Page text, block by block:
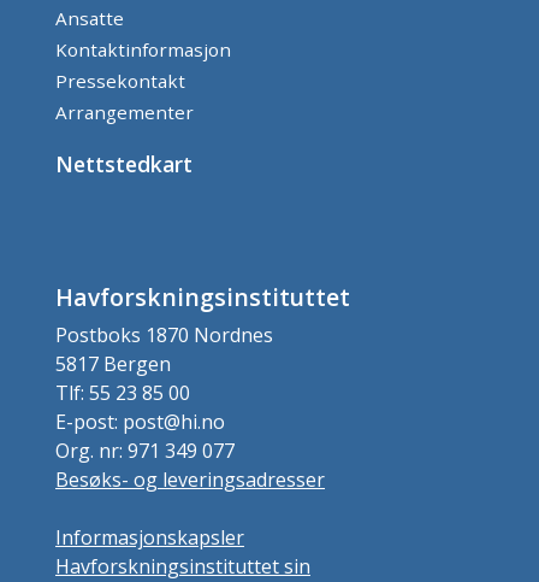
Ansatte
Kontaktinformasjon
Pressekontakt
Arrangementer
Nettstedkart
Havforskningsinstituttet
Postboks 1870 Nordnes
5817 Bergen
Tlf: 55 23 85 00
E-post: post@hi.no
Org. nr: 971 349 077
Besøks- og leveringsadresser
Informasjonskapsler
Havforskningsinstituttet sin